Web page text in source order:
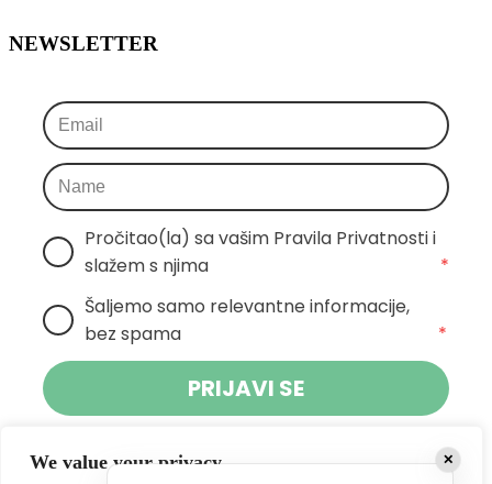
We value your privacy
NEWSLETTER
Pročitao(la) sa vašim Pravila Privatnosti i
slažem s njima
*
Šaljemo samo relevantne informacije,
bez spama
*
PRIJAVI SE
Klikom na gumb dajete suglasnost za primanje novosti Pokreta
Otoka te se slažete s
✕